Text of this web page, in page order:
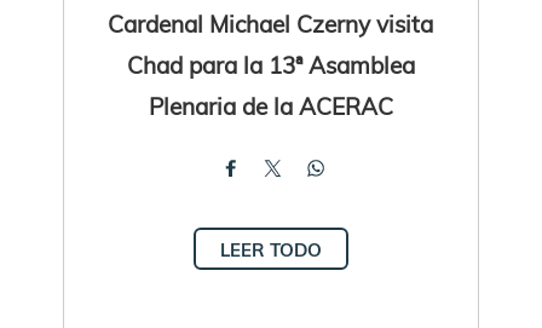
Cardenal Michael Czerny visita
Chad para la 13ª Asamblea
Plenaria de la ACERAC
LEER TODO